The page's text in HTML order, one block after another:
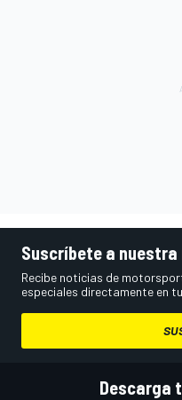
Suscríbete a
Recibe noticias de
especiales directamente en
Descarga